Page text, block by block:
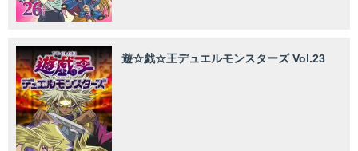
遊☆戯☆王デュエルモンスターズ Vol.23